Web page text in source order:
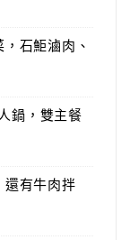
石鮔滷肉、
鍋，雙主餐
還有牛肉拌